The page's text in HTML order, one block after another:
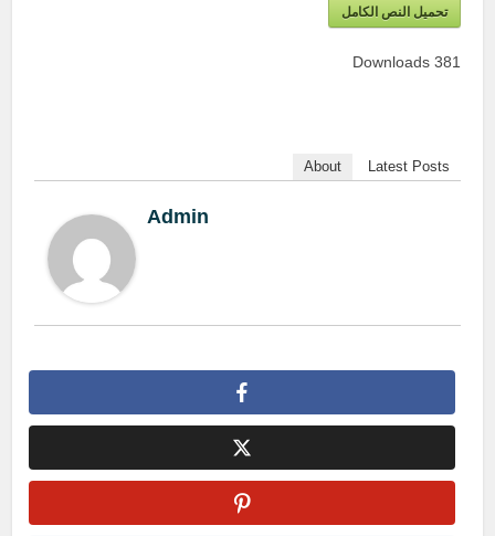
تحميل النص الكامل
381
Downloads
About Latest Posts
Admin